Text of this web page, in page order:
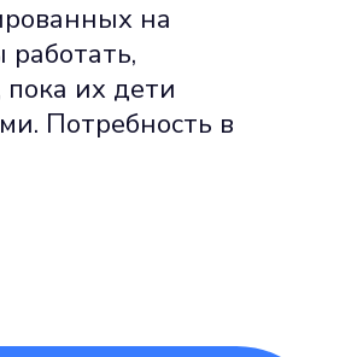
на
их дети
Потребность в